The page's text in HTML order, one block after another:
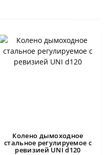
Колено дымоходное
стальное регулируемое с
ревизией UNI d120